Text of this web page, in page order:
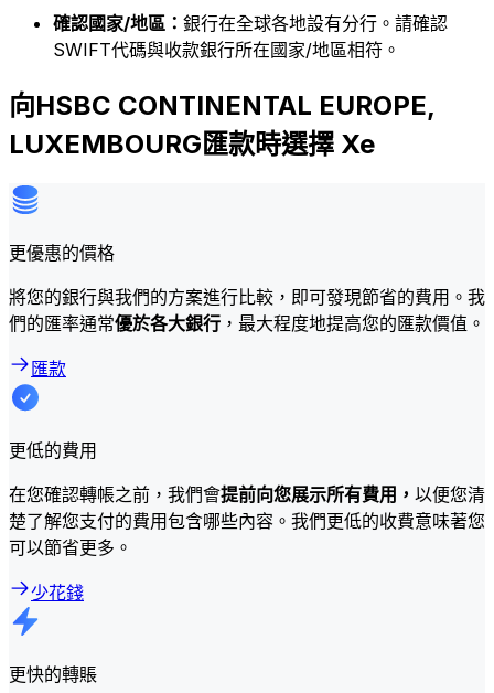
確認國家/地區： 銀行在全球各地設有分行。請確認
SWIFT代碼與收款銀行所在國家/地區相符。
向HSBC CONTINENTAL EUROPE,
LUXEMBOURG匯款時選擇 Xe
更優惠的價格
將您的銀行與我們的方案進行比較，即可發現節省的費用。我
們的匯率通常優於各大銀行 ，最大程度地提高您的匯款價值。
匯款
更低的費用
在您確認轉帳之前，我們會提前向您展示所有費用， 以便您清
楚了解您支付的費用包含哪些內容。我們更低的收費意味著您
可以節省更多。
少花錢
更快的轉賬